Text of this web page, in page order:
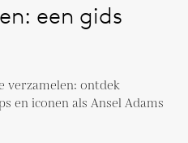
een gids
verzamelen: ontdek
en iconen als Ansel Adams